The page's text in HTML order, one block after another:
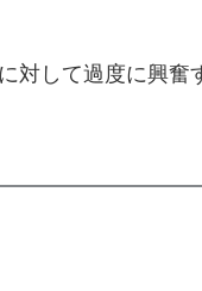
対して過度に興奮